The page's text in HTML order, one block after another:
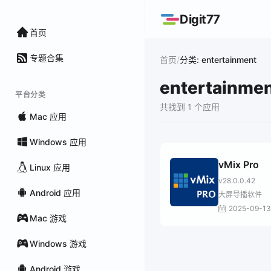
首页
专题合集
平台分类
Mac 应用
Windows 应用
Linux 应用
Android 应用
Mac 游戏
Windows 游戏
Android 游戏
Digit77
首页/分类: entertainment
共找到 1 个应用
vMix Pro
v28.0.0.42
大屏导播软件
2025-09-13